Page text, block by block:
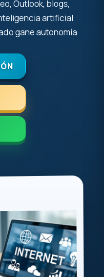
Outlook, blogs,
artificial
gane autonomía